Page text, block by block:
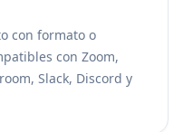
con formato o
con Zoom,
Slack, Discord y